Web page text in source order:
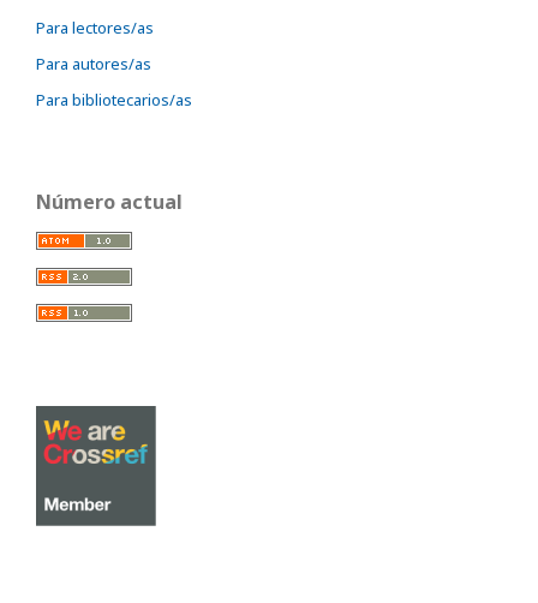
Para lectores/as
Para autores/as
Para bibliotecarios/as
Número actual